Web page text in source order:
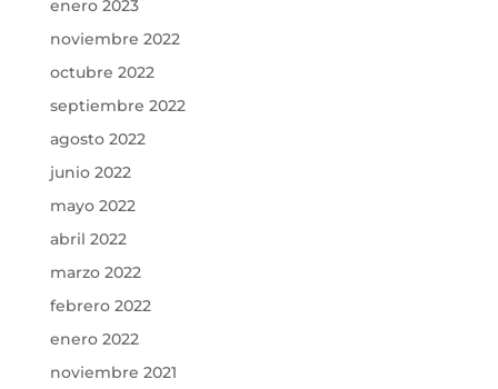
enero 2023
noviembre 2022
octubre 2022
septiembre 2022
agosto 2022
junio 2022
mayo 2022
abril 2022
marzo 2022
febrero 2022
enero 2022
noviembre 2021